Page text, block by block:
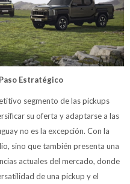
Estratégico
segmento de las pickups
su oferta y adaptarse a las
no es la excepción. Con la
sino que también presenta una
actuales del mercado, donde
de una pickup y el